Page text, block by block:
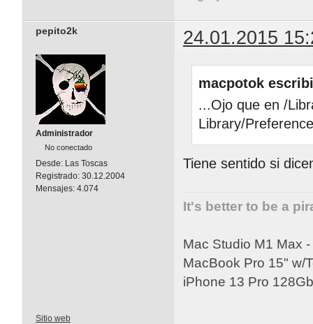
pepito2k 24.01.2015
Administrador
No conectado
Desde: Las Toscas
Registrado: 30.12.2004
Mensajes: 4.074
macpotok
...Ojo que en /
Library/
Tiene sentido si
It's better to be a
Mac Studio M1 Max
MacBook Pro 15" w/
iPhone 13 Pro
Sitio web